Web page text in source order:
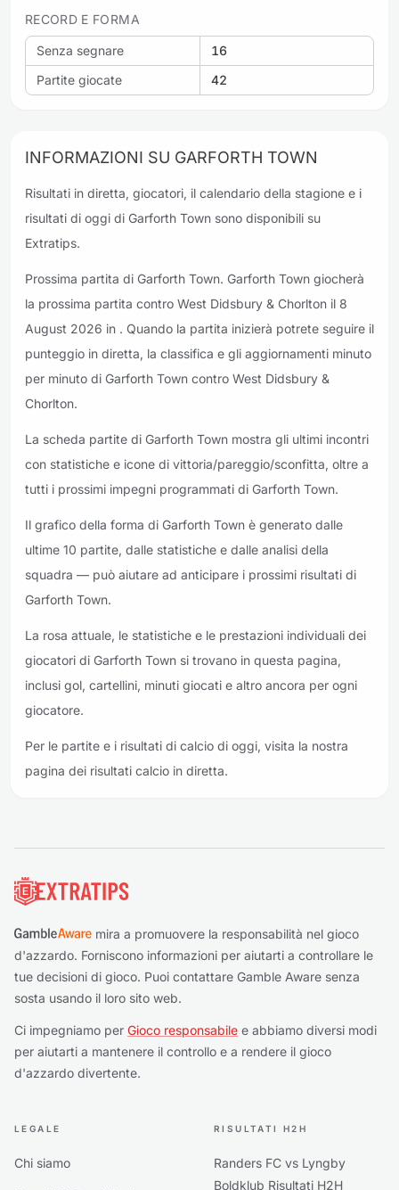
RECORD E FORMA
Senza segnare
16
Partite giocate
42
INFORMAZIONI SU GARFORTH TOWN
Risultati in diretta, giocatori, il calendario della stagione e i
risultati di oggi di Garforth Town sono disponibili su
Extratips.
Prossima partita di Garforth Town. Garforth Town giocherà
la prossima partita contro West Didsbury & Chorlton il 8
August 2026 in . Quando la partita inizierà potrete seguire il
punteggio in diretta, la classifica e gli aggiornamenti minuto
per minuto di Garforth Town contro West Didsbury &
Chorlton.
La scheda partite di Garforth Town mostra gli ultimi incontri
con statistiche e icone di vittoria/pareggio/sconfitta, oltre a
tutti i prossimi impegni programmati di Garforth Town.
Il grafico della forma di Garforth Town è generato dalle
ultime 10 partite, dalle statistiche e dalle analisi della
squadra — può aiutare ad anticipare i prossimi risultati di
Garforth Town.
La rosa attuale, le statistiche e le prestazioni individuali dei
giocatori di Garforth Town si trovano in questa pagina,
inclusi gol, cartellini, minuti giocati e altro ancora per ogni
giocatore.
Per le partite e i risultati di calcio di oggi, visita la nostra
pagina dei risultati calcio in diretta.
mira a promuovere la responsabilità nel gioco
d'azzardo. Forniscono informazioni per aiutarti a controllare le
tue decisioni di gioco. Puoi contattare Gamble Aware senza
sosta usando il loro sito web.
Ci impegniamo per Gioco responsabile e abbiamo diversi modi
per aiutarti a mantenere il controllo e a rendere il gioco
d'azzardo divertente.
LEGALE
Chi siamo
RISULTATI H2H
Randers FC vs Lyngby
Boldklub Risultati H2H